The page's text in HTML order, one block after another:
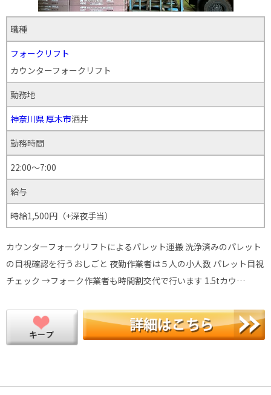
職種
フォークリフト
カウンターフォークリフト
勤務地
神奈川県 厚木市酒井
勤務時間
22:00～7:00
給与
時給1,500円（+深夜手当）
カウンターフォークリフトによるパレット運搬 洗浄済みのパレット
の目視確認を行うおしごと 夜勤作業者は５人の小人数 パレット目視
チェック →フォーク作業者も時間割交代で行います 1.5tカウ…